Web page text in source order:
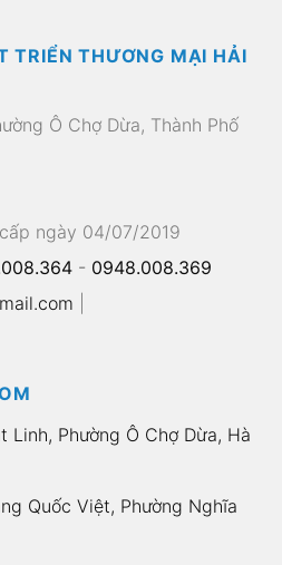
TRIỂN THƯƠNG MẠI HẢI
Ô Chợ Dừa, Thành Phố
ngày 04/07/2019
- 0948.008.369
Linh, Phường Ô Chợ Dừa, Hà
Quốc Việt, Phường Nghĩa